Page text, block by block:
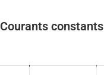
Courants constants